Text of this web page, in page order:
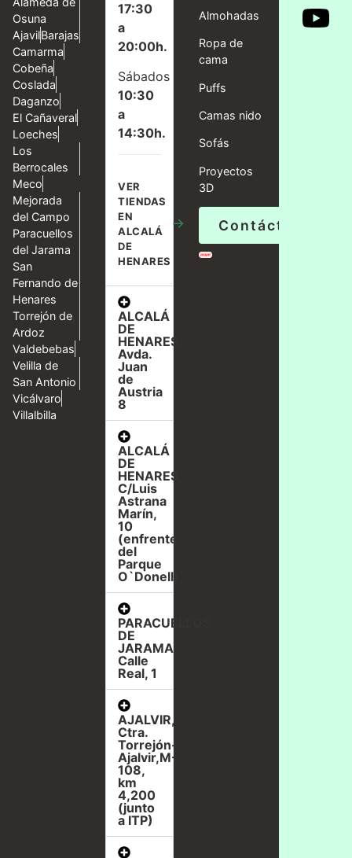
Osuna
AjavilBarajas
Camarma
Cobeña
Coslada
Daganzo
El Cañaveral
Loeches
Los
Berrocales
Meco
Mejorada
del Campo
Paracuellos
del Jarama
San
Fernando de
Henares
Torrejón de
Ardoz
Valdebebas
Velilla de
San Antonio
Vicálvaro
Villalbilla
17:30
a
20:00h.
Sábados
10:30
a
14:30h.
VER
TIENDAS
EN
ALCALÁ
DE
HENARES
→
ALCALÁ
DE
HENARES,
Avda.
Juan
de
Austria
8
ALCALÁ
DE
HENARES,
C/Luis
Astrana
Marín,
10
(enfrente
del
Parque
O`Donell)
PARACUELLOS
DE
JARAMA,
Calle
Real, 1
AJALVIR,
Ctra.
Torrejón-
Ajalvir,M-
108,
km
4,200
(junto
a ITP)
Almohadas
Ropa de
cama
Puffs
Camas nido
Sofás
Proyectos
3D
Contáctanos